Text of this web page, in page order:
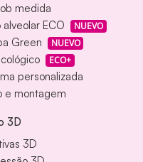
medida
ECO
NUEVO
Green NUEVO
ECO+
personalizada
e montagem
3D
3D